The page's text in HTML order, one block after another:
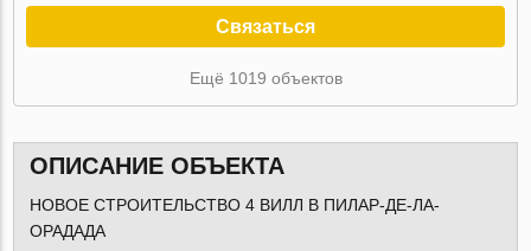
Связаться
Ещё 1019 объектов
ОПИСАНИЕ ОБЪЕКТА
НОВОЕ СТРОИТЕЛЬСТВО 4 ВИЛЛ В ПИЛАР-ДЕ-ЛА-
ОРАДАДА